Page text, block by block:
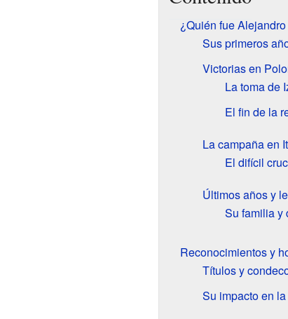
¿Quién fue
Sus primeros
Victorias en
La toma de
El fin de la
La campaña en
El difícil
Últimos años y
Su familia y
Reconocimientos y
Títulos y
Su impacto en